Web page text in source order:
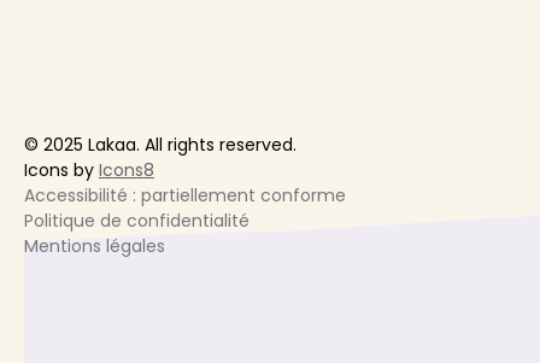
© 2025 Lakaa. All rights reserved.
Icons by Icons8
Accessibilité : partiellement conforme
Politique de confidentialité
Mentions légales